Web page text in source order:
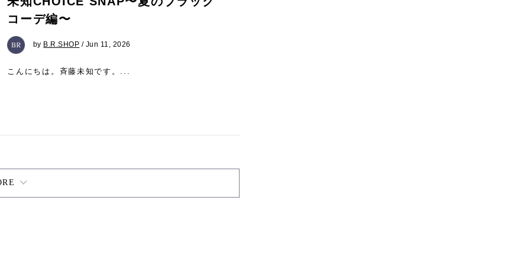
コーデ編〜
by B.R.SHOP / Jun 11, 2026
こんにちは。斉藤未知です。...